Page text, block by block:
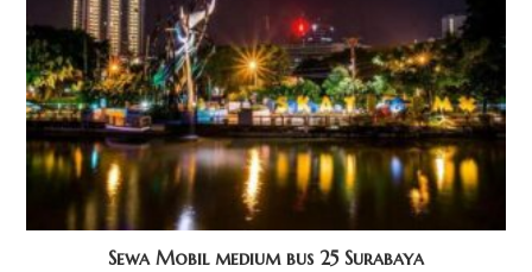
Sewa Mobil medium bus 25 Surabaya